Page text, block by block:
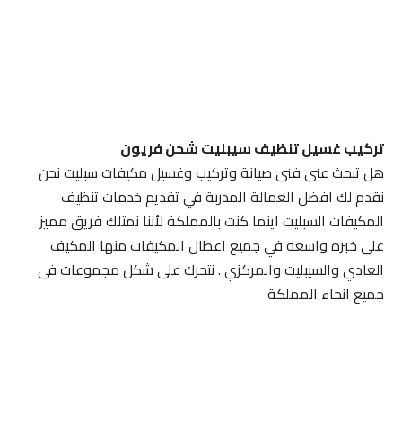
تركيب غسيل تنظيف سيبليت شحن فريون
هل تبحث عنى فنى صيانة وتركيب وغسيل مكيفات سبليت نحن
نقدم لك افضل العمالة المدربة في تقديم خدمات تنظيف
المكيفات السبليت اينما كنت بالمملكة لأننا نمتلك فريق مميز
على خبره واسعه في جميع اعطال المكيفات منها المكيف
العادي والسيبليت والمركزي . نتحرك على شكل مجموعات فى
جميع انحاء المملكة